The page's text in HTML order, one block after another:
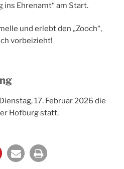
ins Ehrenamt“ am Start.
und erlebt den „Zooch“,
vorbeizieht!
17. Februar 2026 die
Hofburg statt.